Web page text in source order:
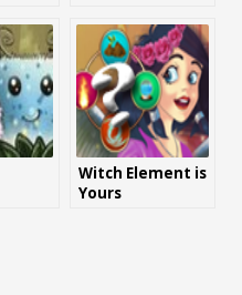
Witch Element is
Yours